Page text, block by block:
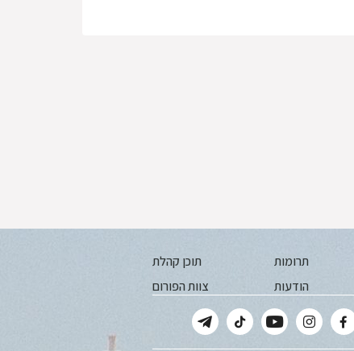
תרומות
תוכן קהלת
הודעות צוות הפורום